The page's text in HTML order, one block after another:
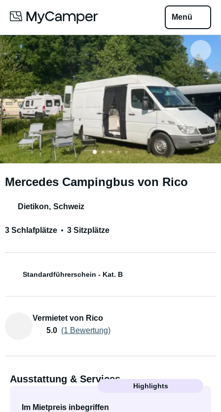
Menü
Mercedes Campingbus von Rico
Dietikon, Schweiz
3 Schlafplätze 3 Sitzplätze
Standardführerschein - Kat. B
Vermietet von Rico
5.0 (1 Bewertung)
Ausstattung & Services
Highlights
Im Mietpreis inbegriffen